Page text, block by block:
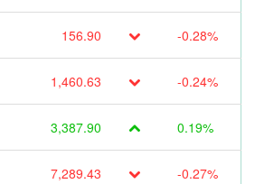
156.90 -0.28%
1,460.63 -0.24%
3,387.90 0.19%
7,289.43 -0.27%